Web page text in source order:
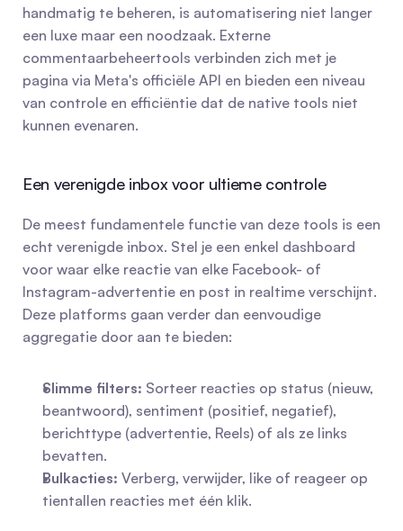
handmatig te beheren, is automatisering niet langer
een luxe maar een noodzaak. Externe
commentaarbeheertools verbinden zich met je
pagina via Meta's officiële API en bieden een niveau
van controle en efficiëntie dat de native tools niet
kunnen evenaren.
Een verenigde inbox voor ultieme controle
De meest fundamentele functie van deze tools is een
echt verenigde inbox. Stel je een enkel dashboard
voor waar elke reactie van elke Facebook- of
Instagram-advertentie en post in realtime verschijnt.
Deze platforms gaan verder dan eenvoudige
aggregatie door aan te bieden:
Slimme filters: Sorteer reacties op status (nieuw,
beantwoord), sentiment (positief, negatief),
berichttype (advertentie, Reels) of als ze links
bevatten.
Bulkacties: Verberg, verwijder, like of reageer op
tientallen reacties met één klik.